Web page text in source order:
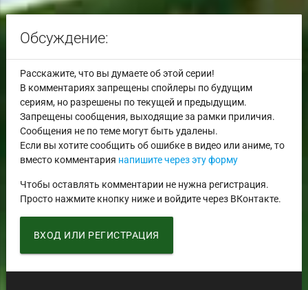
Обсуждение:
Расскажите, что вы думаете об этой серии!
В комментариях запрещены спойлеры по будущим
сериям, но разрешены по текущей и предыдущим.
Запрещены сообщения, выходящие за рамки приличия.
Сообщения не по теме могут быть удалены.
Если вы хотите сообщить об ошибке в видео или аниме, то
вместо комментария напишите через эту форму
Чтобы оставлять комментарии не нужна регистрация.
Просто нажмите кнопку ниже и войдите через ВКонтакте.
ВХОД ИЛИ РЕГИСТРАЦИЯ